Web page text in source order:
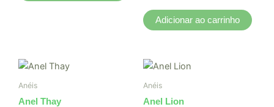
Adicionar ao carrinho
Anéis
Anel Thay
Anéis
Anel Lion